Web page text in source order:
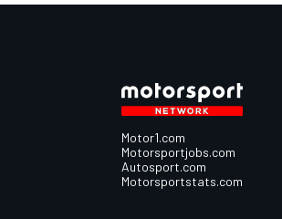
Motor1.com
Motorsportjobs.com
Autosport.com
Motorsportstats.com